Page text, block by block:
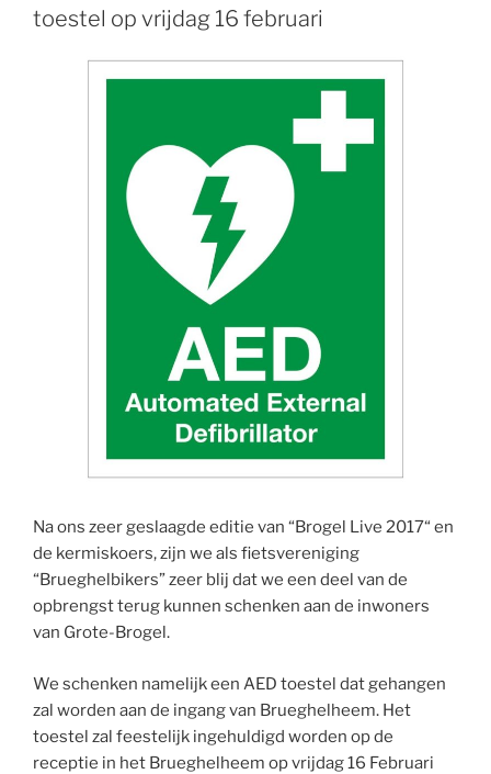
toestel op vrijdag 16 februari
Na ons zeer geslaagde editie van “Brogel Live 2017“ en
de kermiskoers, zijn we als fietsvereniging
“Brueghelbikers” zeer blij dat we een deel van de
opbrengst terug kunnen schenken aan de inwoners
van Grote-Brogel.
We schenken namelijk een AED toestel dat gehangen
zal worden aan de ingang van Brueghelheem. Het
toestel zal feestelijk ingehuldigd worden op de
receptie in het Brueghelheem op vrijdag 16 Februari